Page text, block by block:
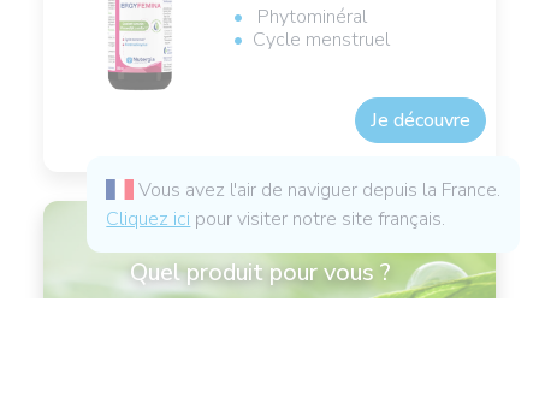
Phytominéral
Cycle menstruel
Je découvre
Quel produit pour vous ?
Vous avez l'air de naviguer depuis la France.
Cliquez ici pour visiter notre site français.